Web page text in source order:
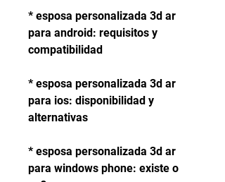
* esposa personalizada 3d ar
para android: requisitos y
compatibilidad
* esposa personalizada 3d ar
para ios: disponibilidad y
alternativas
* esposa personalizada 3d ar
para windows phone: existe o